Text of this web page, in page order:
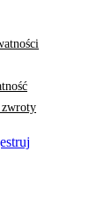
zwroty